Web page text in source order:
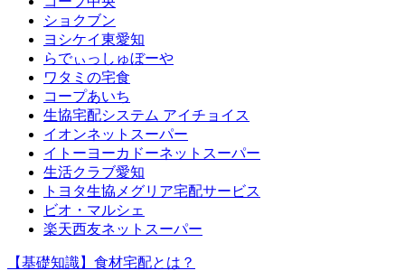
ショクブン
ヨシケイ東愛知
らでぃっしゅぼーや
ワタミの宅食
コープあいち
生協宅配システム アイチョイス
イオンネットスーパー
イトーヨーカドーネットスーパー
生活クラブ愛知
トヨタ生協メグリア宅配サービス
ビオ・マルシェ
楽天西友ネットスーパー
【基礎知識】食材宅配とは？